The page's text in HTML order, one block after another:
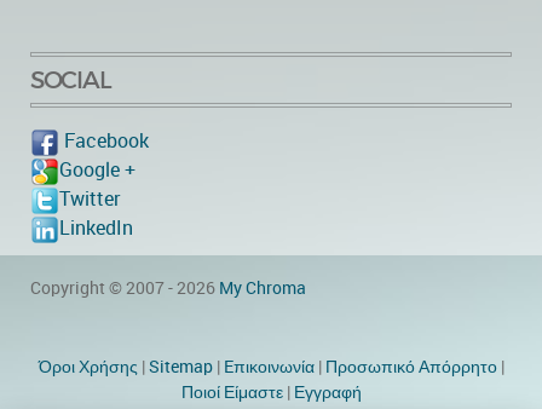
SOCIAL
Facebook
Google +
Twitter
LinkedIn
Copyright © 2007 - 2026 My Chroma
Όροι Χρήσης |Sitemap| Eπικοινωνία| Προσωπικό Απόρρητο|
Ποιοί Είμαστε| Εγγραφή